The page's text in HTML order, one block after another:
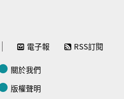
電子報 RSS訂閱
關於我們
版權聲明